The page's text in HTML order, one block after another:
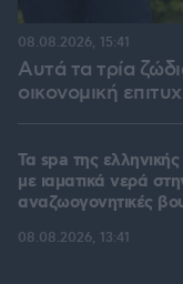
Αυτά τα τρία
οικονομική
08.08.2026, 15:41
Τα spa της
με ιαματικά νερά
αναζωογονητικές
08.08.2026, 13:41